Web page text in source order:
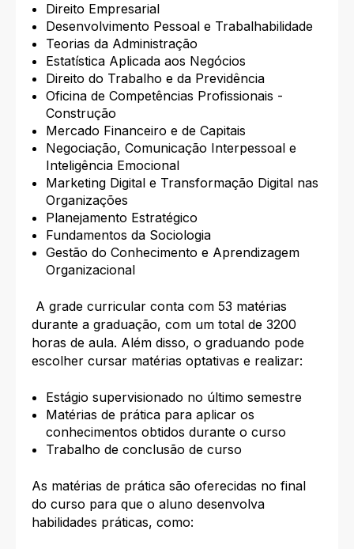
Direito Empresarial
Desenvolvimento Pessoal e Trabalhabilidade
Teorias da Administração
Estatística Aplicada aos Negócios
Direito do Trabalho e da Previdência
Oficina de Competências Profissionais -
Construção
Mercado Financeiro e de Capitais
Negociação, Comunicação Interpessoal e
Inteligência Emocional
Marketing Digital e Transformação Digital nas
Organizações
Planejamento Estratégico
Fundamentos da Sociologia
Gestão do Conhecimento e Aprendizagem
Organizacional
A grade curricular conta com 53 matérias
durante a graduação, com um total de 3200
horas de aula. Além disso, o graduando pode
escolher cursar matérias optativas e realizar:
Estágio supervisionado no último semestre
Matérias de prática para aplicar os
conhecimentos obtidos durante o curso
Trabalho de conclusão de curso
As matérias de prática são oferecidas no final
do curso para que o aluno desenvolva
habilidades práticas, como: